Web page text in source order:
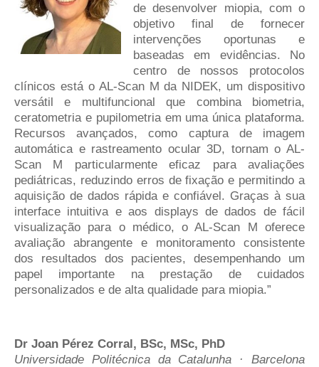
de desenvolver miopia, com o
objetivo final de fornecer
intervenções oportunas e
baseadas em evidências. No
centro de nossos protocolos
clínicos está o AL-Scan M da NIDEK, um dispositivo
versátil e multifuncional que combina biometria,
ceratometria e pupilometria em uma única plataforma.
Recursos avançados, como captura de imagem
automática e rastreamento ocular 3D, tornam o AL-
Scan M particularmente eficaz para avaliações
pediátricas, reduzindo erros de fixação e permitindo a
aquisição de dados rápida e confiável. Graças à sua
interface intuitiva e aos displays de dados de fácil
visualização para o médico, o AL-Scan M oferece
avaliação abrangente e monitoramento consistente
dos resultados dos pacientes, desempenhando um
papel importante na prestação de cuidados
personalizados e de alta qualidade para miopia.”
Dr Joan Pérez Corral, BSc, MSc, PhD
Universidade Politécnica da Catalunha · Barcelona